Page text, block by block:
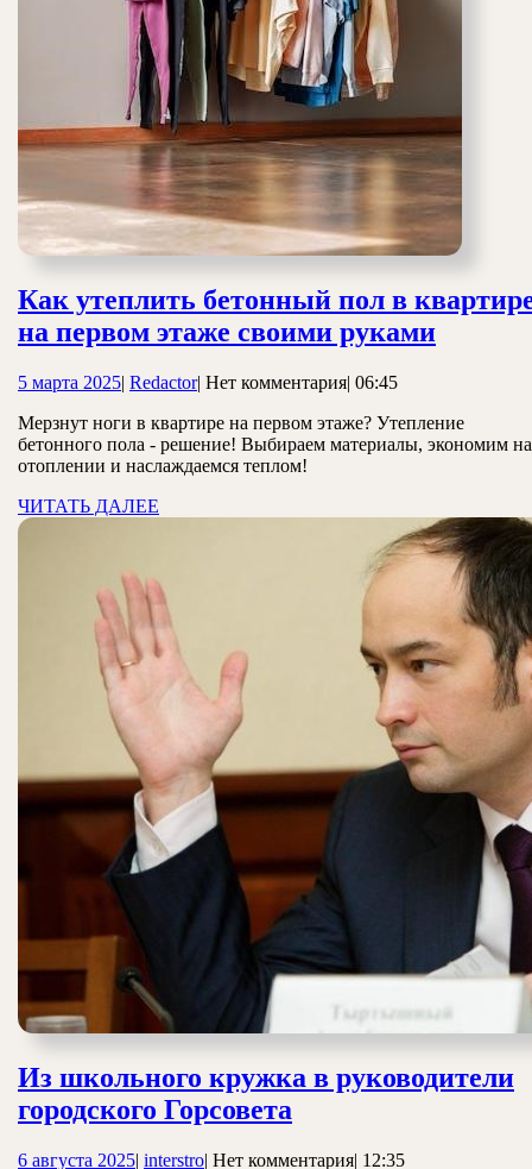
Как утеплить бетонный пол в
на первом этаже своими рукамиКак
пол
в
на
первом
этаже
своими
руками
5 марта 20255
2025
| RedactorRedactor
| Нет комментария| 06:45
Мерзнут ноги в квартире на первом этаже? Утепление
бетонного пола - решение! Выбираем материалы, экономим на
отоплении и наслаждаемся теплом!
ЧИТАТЬ ДАЛЕЕ
Из школьного кружка в руководители
городского Горсовета
6 августа 20256| interstrointerstro
| Нет комментария| 12:35